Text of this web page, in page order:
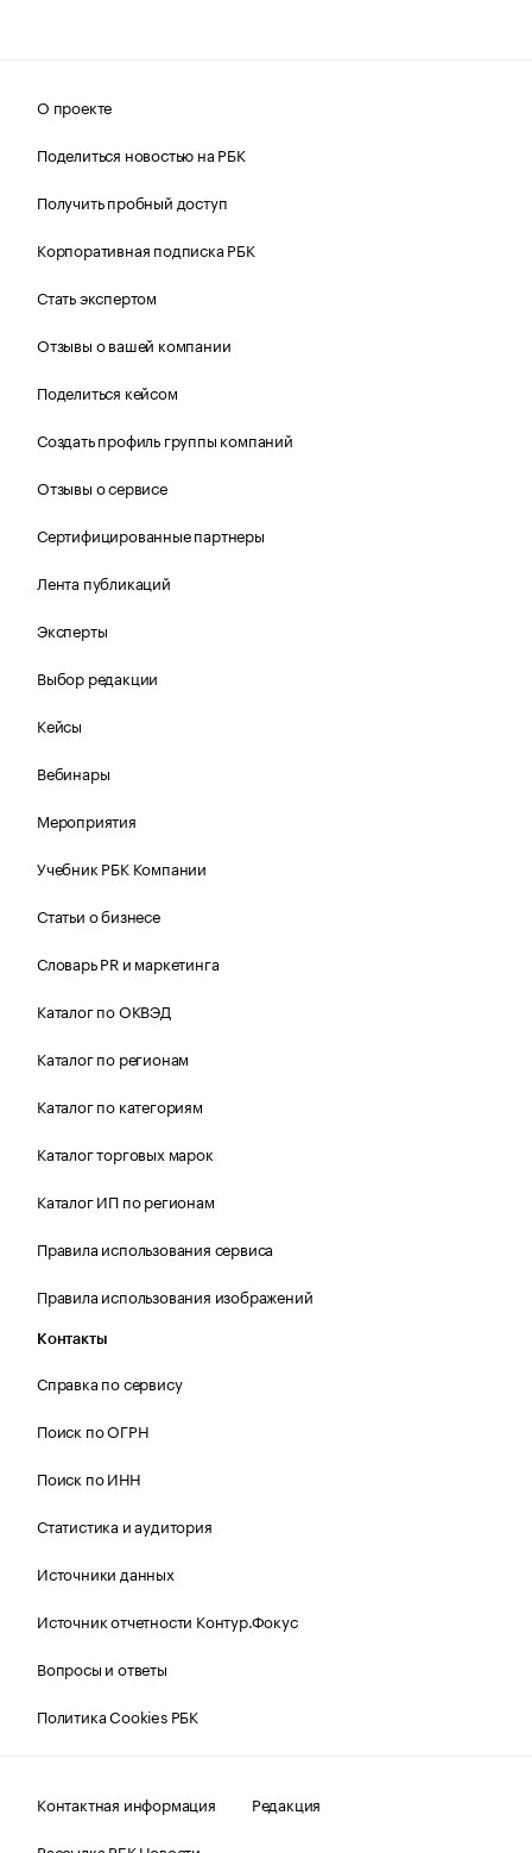
О проекте
Поделиться новостью на РБК
Получить пробный доступ
Корпоративная подписка РБК
Стать экспертом
Отзывы о вашей компании
Поделиться кейсом
Создать профиль группы компаний
Отзывы о сервисе
Сертифицированные партнеры
Лента публикаций
Эксперты
Выбор редакции
Кейсы
Вебинары
Мероприятия
Учебник РБК Компании
Статьи о бизнесе
Словарь PR и маркетинга
Каталог по ОКВЭД
Каталог по регионам
Каталог по категориям
Каталог торговых марок
Каталог ИП по регионам
Правила использования сервиса
Правила использования изображений
Контакты
Справка по сервису
Поиск по ОГРН
Поиск по ИНН
Статистика и аудитория
Источники данных
Источник отчетности Контур.Фокус
Вопросы и ответы
Политика Cookies РБК
Контактная информация
Редакция